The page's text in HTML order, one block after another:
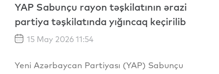
YAP Sabunçu rayon təşkilatının ərazi
partiya təşkilatında yığıncaq keçirilib
15 May 2026 11:54
Yeni Azərbaycan Partiyası (YAP) Sabunçu